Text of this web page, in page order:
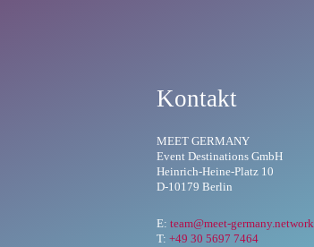
Kontakt
MEET GERMANY
Event Destinations GmbH
Heinrich-Heine-Platz 10
D-10179 Berlin
E: team@meet-germany.network
T: +49 30 5697 7464